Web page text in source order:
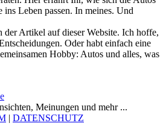
Leben passen. In meines. Und
der Artikel auf dieser Website. Ich hoffe,
Oder habt einfach eine
Hobby: Autos und alles, was
Meinungen und mehr ...
| DATENSCHUTZ